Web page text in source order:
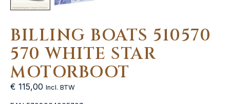
BILLING BOATS 510570
570 WHITE STAR
MOTORBOOT
€ 115,00 Incl. BTW